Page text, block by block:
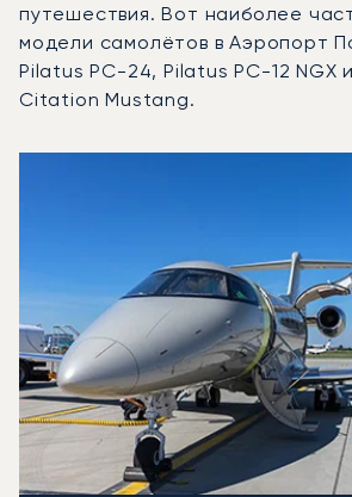
путешествия. Вот наиболее
модели самолётов в Аэропорт
Pilatus PC-24, Pilatus PC-12 NGX
Citation Mustang.